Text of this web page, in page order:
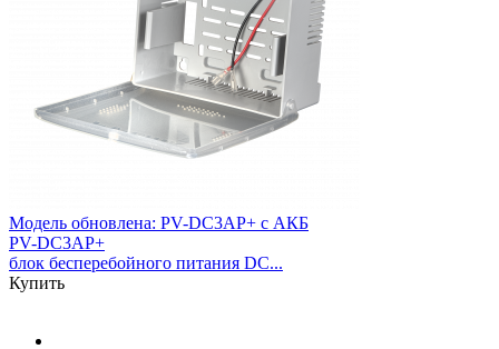
Модель обновлена: PV-DC3AP+ с АКБ
PV-DC3AP+
блок бесперебойного питания DC...
Купить